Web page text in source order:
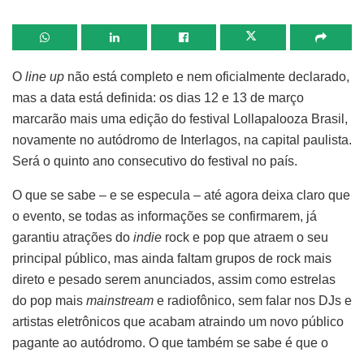
O line up não está completo e nem oficialmente declarado,
mas a data está definida: os dias 12 e 13 de março
marcarão mais uma edição do festival Lollapalooza Brasil,
novamente no autódromo de Interlagos, na capital paulista.
Será o quinto ano consecutivo do festival no país.
O que se sabe – e se especula – até agora deixa claro que
o evento, se todas as informações se confirmarem, já
garantiu atrações do indie rock e pop que atraem o seu
principal público, mas ainda faltam grupos de rock mais
direto e pesado serem anunciados, assim como estrelas
do pop mais mainstream e radiofônico, sem falar nos DJs e
artistas eletrônicos que acabam atraindo um novo público
pagante ao autódromo. O que também se sabe é que o